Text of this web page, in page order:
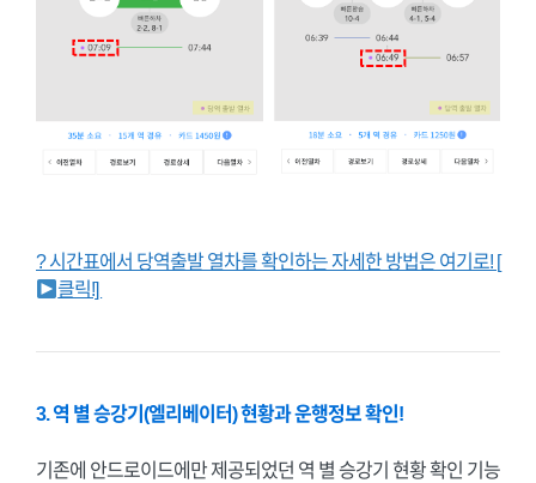
? 시간표에서 당역출발 열차를 확인하는 자세한 방법은 여기로! [
클릭!]
3. 역 별 승강기(엘리베이터) 현황과 운행정보 확인!
기존에 안드로이드에만 제공되었던 역 별 승강기 현황 확인 기능